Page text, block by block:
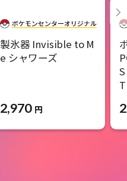
製氷器 Invisible to M
e シャワーズ
2,970 円